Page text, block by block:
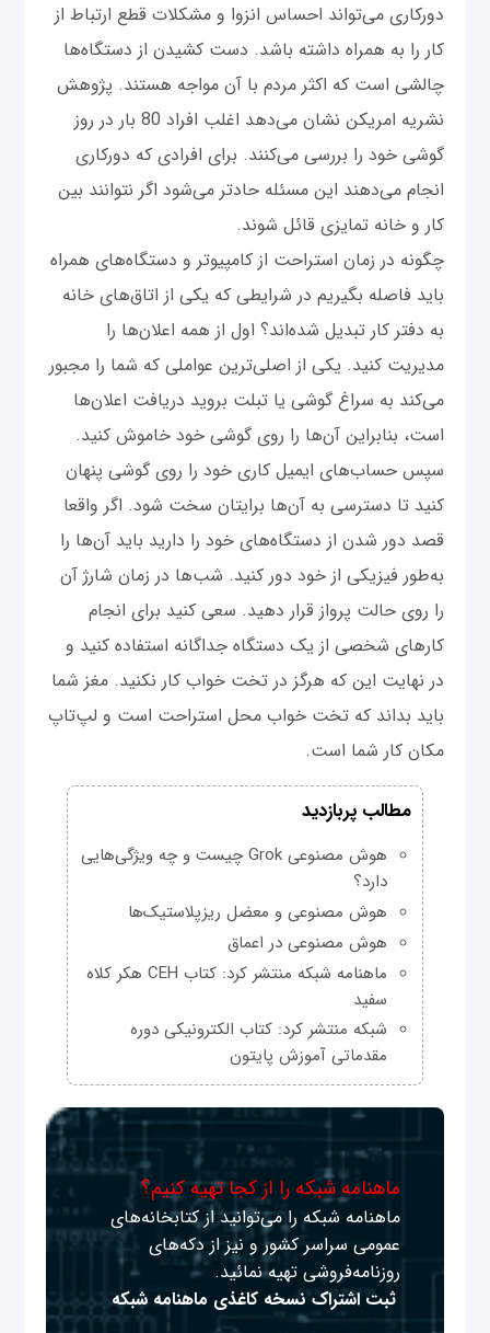
دورکاری می‌تواند احساس انزوا و مشکلات قطع ارتباط از
کار را به همراه داشته باشد. دست کشیدن از دستگاه‌ها
چالشی است که اکثر مردم با آن مواجه هستند. پژوهش
نشریه امریکن نشان می‌دهد اغلب افراد 80 بار در روز
گوشی خود را بررسی می‌کنند. برای افرادی که دورکاری
انجام می‌دهند این مسئله حادتر می‌شود اگر نتوانند بین
کار و خانه تمایزی قائل شوند.
چگونه در زمان استراحت از کامپیوتر و دستگاه‌های همراه
باید فاصله بگیریم در شرایطی که یکی از اتاق‌های خانه
به دفتر کار تبدیل شده‌اند؟ اول از همه اعلان‌ها را
مدیریت کنید. یکی از اصلی‌ترین عواملی که شما را مجبور
می‌کند به سراغ گوشی یا تبلت بروید دریافت اعلان‌ها
است، بنابراین آن‌ها را روی گوشی خود خاموش كنيد.
سپس حساب‌های ایمیل کاری خود را روی گوشی پنهان
کنید تا دسترسی به آن‌ها برایتان سخت شود. اگر واقعا
قصد دور شدن از دستگاه‌های خود را دارید باید آن‌ها را
به‌طور فیزیکی از خود دور کنید. شب‌ها در زمان شارژ آن
را روی حالت پرواز قرار دهید. سعی کنید برای انجام
کارهای شخصی از یک دستگاه جداگانه استفاده کنید و
در نهایت این که هرگز در تخت خواب کار نکنید. مغز شما
باید بداند که تخت خواب محل استراحت است و لپ‌تاپ
مکان کار شما است.
مطالب پربازدید
هوش مصنوعی Grok چیست و چه ویژگی‌هایی
دارد؟
هوش مصنوعی و معضل ریزپلاستیک‌ها
هوش مصنوعی در اعماق
ماهنامه شبکه منتشر کرد: کتاب CEH هکر کلاه
سفید
شبکه منتشر کرد: کتاب الکترونیکی دوره
مقدماتی آموزش پایتون
ماهنامه شبکه را از کجا تهیه کنیم؟
ماهنامه شبکه را می‌توانید از کتابخانه‌های
عمومی سراسر کشور و نیز از دکه‌های
روزنامه‌فروشی تهیه نمائید.
ثبت اشتراک نسخه کاغذی ماهنامه شبکه